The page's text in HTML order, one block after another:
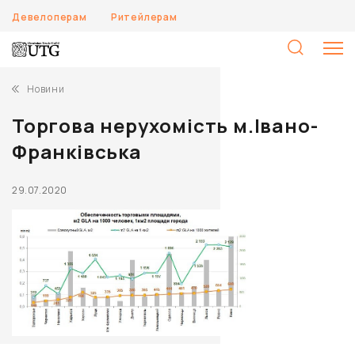
Девелоперам Ритейлерам
Новини
Торгова нерухомість м.Івано-
Франківська
29.07.2020